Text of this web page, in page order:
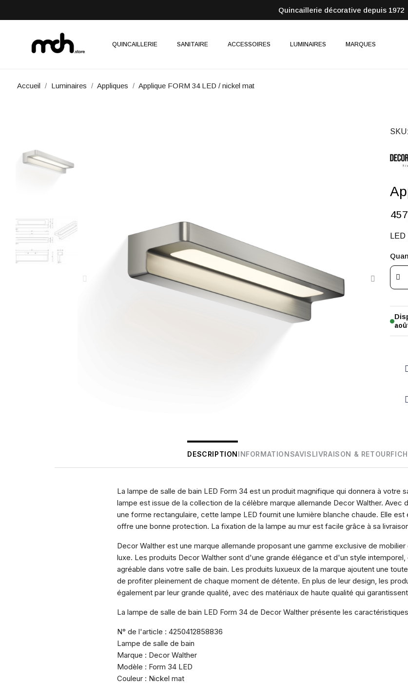
Quincaillerie décorative depuis 1972
QUINCAILLERIE SANITAIRE ACCESSOIRES LUMINAIRES MARQUES
Accueil Luminaires Appliques Applique FORM 34 LED / nickel mat
SKU
DESCRIPTIONINFORMATIONSAVISLIVRAISON & RETOUR
La lampe de salle de bain LED Form 34 est un produit magnifique qui donnera à votre
lampe est issue de la collection de la célèbre marque allemande Decor Walther.
une forme rectangulaire, cette lampe LED fournit une lumière blanche chaude. Elle
offre une bonne protection. La fixation de la lampe au mur est facile grâce à sa
Decor Walther est une marque allemande proposant une gamme exclusive de
luxe. Les produits Decor Walther sont d'une grande élégance et d'un style
agréable dans votre salle de bain. Les produits luxueux de la marque ajoutent une
de profiter pleinement de chaque moment de détente. En plus de leur design, les
également par leur grande qualité, avec des matériaux de haute qualité qui
La lampe de salle de bain LED Form 34 de Decor Walther présente les
N° de l'article : 4250412858836
Lampe de salle de bain
Marque : Decor Walther
Modèle : Form 34 LED
Couleur : Nickel mat